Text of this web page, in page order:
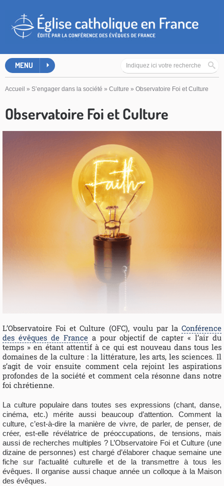
MENU
Accueil » S’engager dans la société » Culture » Observatoire Foi et Culture
Observatoire Foi et Culture
L’Observatoire Foi et Culture (OFC), voulu par la Conférence
des évêques de Francea pour objectif de capter « l’air du
temps » en étant attentif à ce qui est nouveau dans tous les
domaines de la culture : la littérature, les arts, les sciences. Il
s’agit de voir ensuite comment cela rejoint les aspirations
profondes de la société et comment cela résonne dans notre
foi chrétienne.
La culture populaire dans toutes ses expressions (chant, danse,
cinéma, etc.) mérite aussi beaucoup d’attention. Comment la
culture, c’est-à-dire la manière de vivre, de parler, de penser, de
créer, est-elle révélatrice de préoccupations, de tensions, mais
aussi de recherches multiples ? L’Observatoire Foi et Culture (une
dizaine de personnes) est chargé d’élaborer chaque semaine une
fiche sur l’actualité culturelle et de la transmettre à tous les
évêques. Il organise aussi chaque année un colloque à la Maison
des évêques.